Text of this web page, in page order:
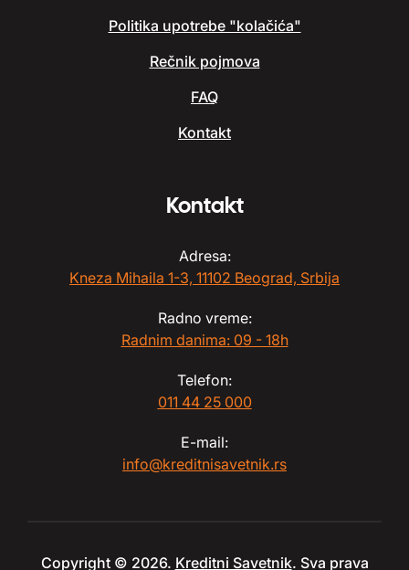
Politika upotrebe "kolačića"
Rečnik pojmova
FAQ
Kontakt
Kontakt
Adresa:
Kneza Mihaila 1-3, 11102 Beograd, Srbija
Radno vreme:
Radnim danima: 09 - 18h
Telefon:
011 44 25 000
E-mail:
info@kreditnisavetnik.rs
Copyright © 2026. Kreditni Savetnik. Sva prava